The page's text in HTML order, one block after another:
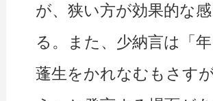
が、狭い方が効果的な
る。また、少納言は「
蓬生をかれなむもさす